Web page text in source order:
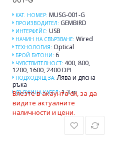
КАТ. НОМЕР: MUSG-001-G
ПРОИЗВОДИТЕЛ: GEMBIRD
ИНТЕРФЕЙС: USB
НАЧИН НА СВЪРЗВАНЕ: Wired
ТЕХНОЛОГИЯ: Optical
БРОЙ БУТОНИ: 6
ЧУВСТВИТЕЛНОСТ: 400, 800,
1200, 1600, 2400 DPI
ПОДХОДЯЩ ЗА: Лява и дясна
ръка
ДЪЛЖИНА КАБЕЛ:1.3 m
Влезте в акаунта си, за да
видите актуалните
наличности и цени.